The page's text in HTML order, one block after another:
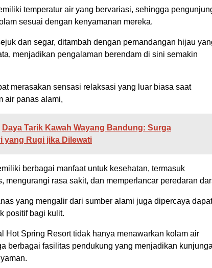
temperatur air yang bervariasi, sehingga
sesuai dengan kenyamanan mereka.
dan segar, ditambah dengan pemandangan hijau
menjadikan pengalaman berendam di sini semakin
merasakan sensasi relaksasi yang luar biasa saat
air panas alami,
Daya Tarik Kawah Wayang Bandung: Surga
yang Rugi jika Dilewati
berbagai manfaat untuk kesehatan, termasuk
mengurangi rasa sakit, dan memperlancar peredaran
yang mengalir dari sumber alami juga dipercaya dapat
positif bagi kulit.
Hot Spring Resort tidak hanya menawarkan kolam air
berbagai fasilitas pendukung yang menjadikan